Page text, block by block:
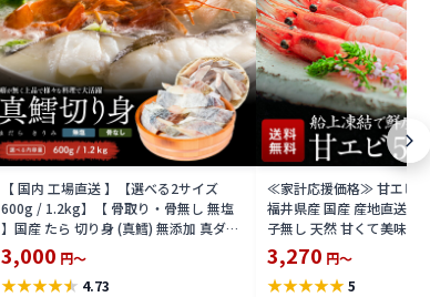
【 国内 工場直送 】【選べる2サイズ
600g / 1.2kg】【 骨取り・骨無し 無塩
】国産 たら 切り身 (真鱈) 無添加 真ダラ
骨抜き 鍋 フライ ホイル焼き 送料無料
tar2306-12ka
3,000 円～
★★★★★ 4.73
≪家計応援価格≫ 甘エビ
福井県産 国産 産地直送
子無し 天然 甘くて美味し
マエビ お刺身 お寿司 バー
凍結 送料無料 amaebis
3,270 円～
★★★★★5